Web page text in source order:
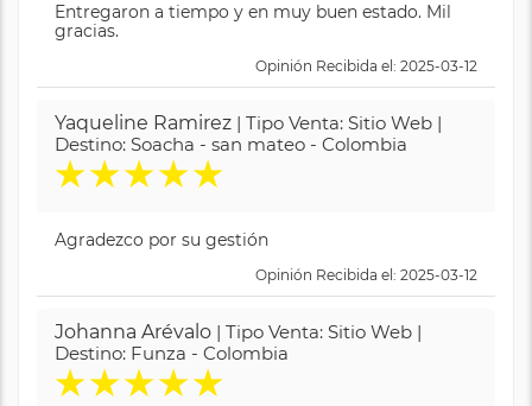
Entregaron a tiempo y en muy buen estado. Mil
gracias.
Opinión Recibida el: 2025-03-12
Yaqueline Ramirez | Tipo Venta: Sitio Web |
Destino: Soacha - san mateo - Colombia
★★★★★
Agradezco por su gestión
Opinión Recibida el: 2025-03-12
Johanna Arévalo | Tipo Venta: Sitio Web |
Destino: Funza - Colombia
★★★★★